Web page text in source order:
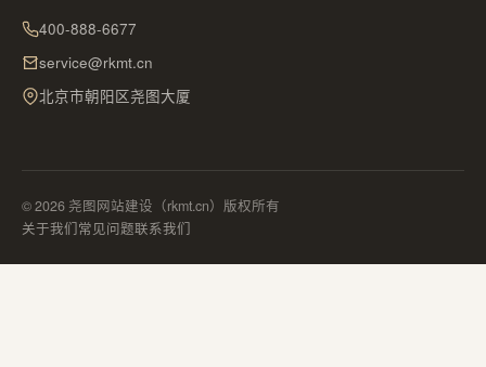
400-888-6677
service@rkmt.cn
北京市朝阳区尧图大厦
© 2026 尧图网站建设（rkmt.cn）版权所有
关于我们常见问题联系我们